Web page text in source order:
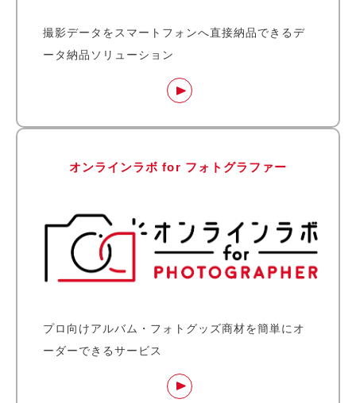
撮影データをスマートフォンへ直接納品できるデ
ータ納品ソリューション
オンラインラボ for フォトグラファー
プロ向けアルバム・フォトグッズ商材を簡単にオ
ーダーできるサービス